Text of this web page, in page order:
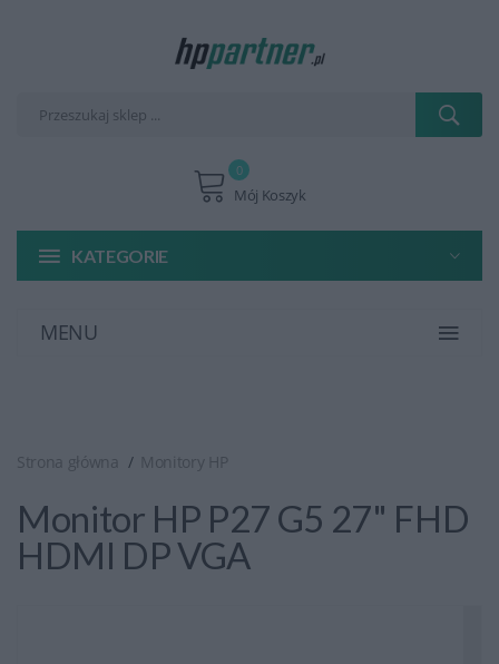
Mój Koszyk
0
KATEGORIE
MENU
Strona główna Monitory HP
Monitor HP P27 G5 27" FHD
HDMI DP VGA